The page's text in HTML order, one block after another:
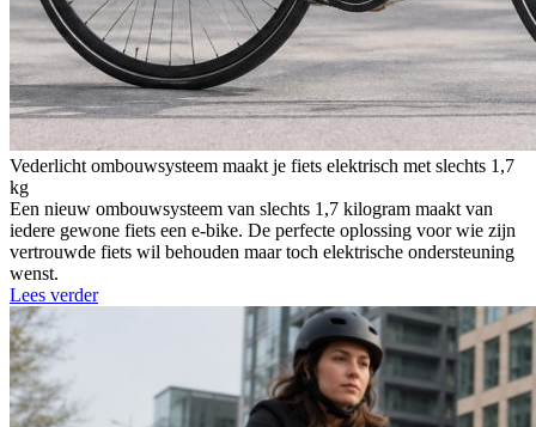
Vederlicht ombouwsysteem maakt je fiets elektrisch met slechts 1,7
kg
Een nieuw ombouwsysteem van slechts 1,7 kilogram maakt van
iedere gewone fiets een e-bike. De perfecte oplossing voor wie zijn
vertrouwde fiets wil behouden maar toch elektrische ondersteuning
wenst.
Lees verder